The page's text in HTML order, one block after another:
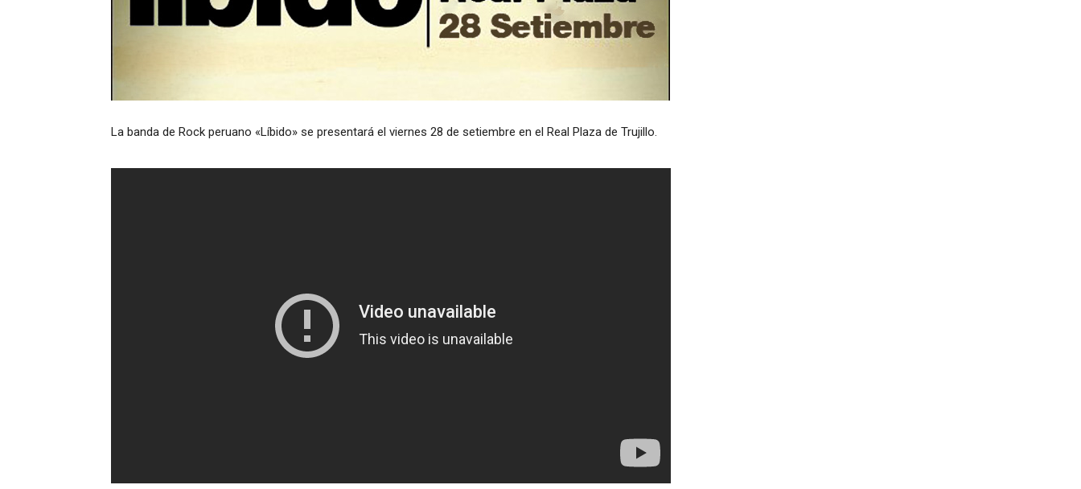
La banda de Rock peruano «Líbido» se presentará el viernes 28 de setiembre en el Real Plaza de Trujillo.